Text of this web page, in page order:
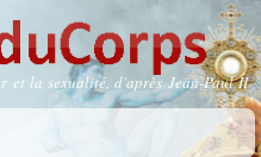
et la sexualité, d'après Jean-Paul II